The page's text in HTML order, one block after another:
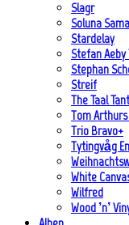
Slagr
Soluna
Stardelay
Stefan Aeby
Stephan
Streif
The Taal
Tom
Trio Bravo+
Tytingvåg
White
Wilfred
Wood ’n’